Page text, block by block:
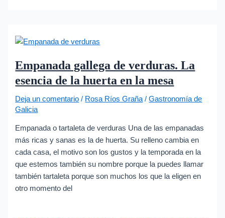
Empanada gallega de verduras. La
esencia de la huerta en la mesa
Deja un comentario / Rosa Ríos Graña /Gastronomía de
Galicia
Empanada o tartaleta de verduras Una de las empanadas
más ricas y sanas es la de huerta. Su relleno cambia en
cada casa, el motivo son los gustos y la temporada en la
que estemos también su nombre porque la puedes llamar
también tartaleta porque son muchos los que la eligen en
otro momento del